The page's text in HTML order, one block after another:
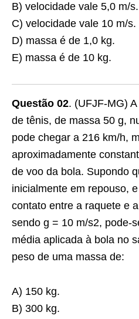
B) velocidade vale 5,0 m/s.
C) velocidade vale 10 m/s.
D) massa é de 1,0 kg.
E) massa é de 10 kg.
Questão 02. (UFJF-MG)
de tênis, de massa 50 g,
pode chegar a 216 km/h,
aproximadamente
de voo da bola. Supondo
inicialmente em repouso,
contato entre a raquete e
sendo g = 10 m/s2, pode-
média aplicada à bola no
peso de uma massa de:
A) 150 kg.
B) 300 kg.